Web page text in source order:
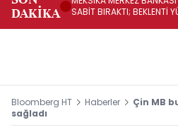
DAKİKA
SABİT BIRAKTI; BEKLENTİ
Bloomberg HT Haberler
Çin MB
sağladı